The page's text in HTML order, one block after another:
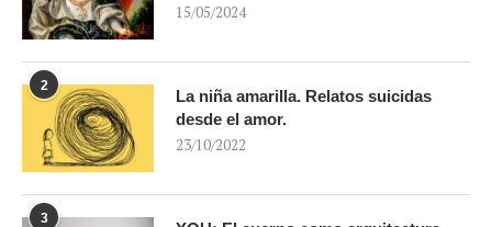
15/05/2024
2
La niña amarilla. Relatos suicidas
desde el amor.
23/10/2022
3